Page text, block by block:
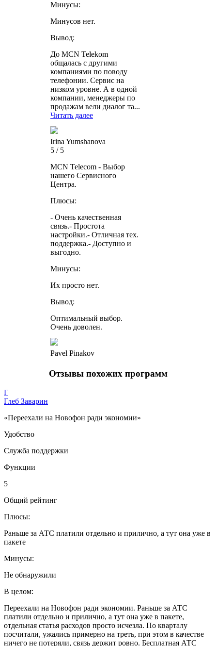
Минусы:
Минусов нет.
Вывод:
До MCN Telekom
общалась с другими
компаниями по поводу
телефонии. Сервис на
низком уровне. А в одной
компании, менеджеры по
продажам вели диалог та...
Читать далее
Irina Yumshanova
5 / 5
MCN Telecom - Выбор
нашего Сервисного
Центра.
Плюсы:
- Очень качественная
связь.- Простота
настройки.- Отличная тех.
поддержка.- Доступно и
выгодно.
Минусы:
Их просто нет.
Вывод:
Оптимальный выбор.
Очень доволен.
Pavel Pinakov
Отзывы похожих программ
Г
Глеб Заварин
«Переехали на Новофон ради экономии»
Удобство
Служба поддержки
Функции
5
Общий рейтинг
Плюсы:
Раньше за АТС платили отдельно и прилично, а тут она уже в
пакете
Минусы:
Не обнаружили
В целом:
Переехали на Новофон ради экономии. Раньше за АТС
платили отдельно и прилично, а тут она уже в пакете,
отдельная статья расходов просто исчезла. По кварталу
посчитали, ужались примерно на треть, при этом в качестве
ничего не потеряли, связь держит ровно. Бесплатная АТС